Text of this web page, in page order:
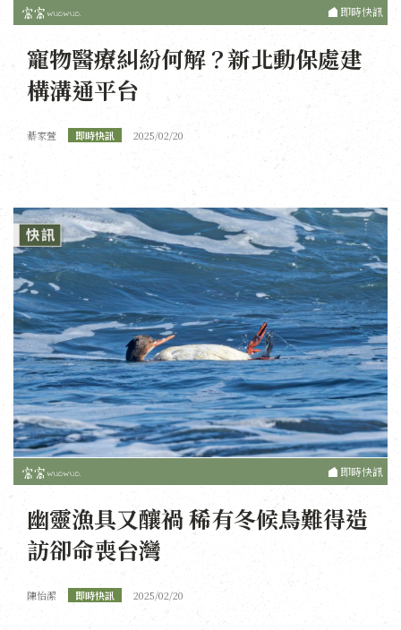
即時快訊
寵物醫療糾紛何解？新北動保處建
構溝通平台
綦家萱 即時快訊 2025/02/20
即時快訊
幽靈漁具又釀禍 稀有冬候鳥難得造
訪卻命喪台灣
陳怡潔 即時快訊 2025/02/20